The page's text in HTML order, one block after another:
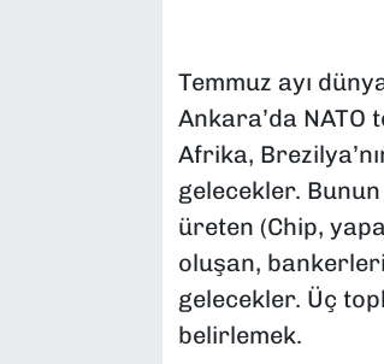
Temmuz ayı
Ankara’da NATO
Afrika,
gelecekler.
üreten (Chip,
oluşan,
gelecekler. Üç
belirlemek.
TEKNOLOJİ
YEREL YÖNETİMLER